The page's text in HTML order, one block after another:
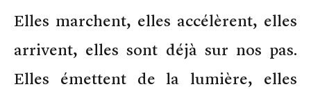
Elles marchent, elles accélèrent, elles
arrivent, elles sont déjà sur nos pas.
Elles émettent de la lumière, elles